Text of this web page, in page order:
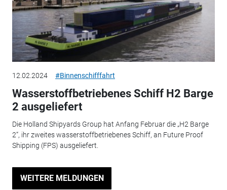
12.02.2024 #Binnenschifffahrt
Wasserstoffbetriebenes Schiff H2 Barge
2 ausgeliefert
Die Holland Shipyards Group hat Anfang Februar die „H2 Barge
2“, ihr zweites wasserstoffbetriebenes Schiff, an Future Proof
Shipping (FPS) ausgeliefert.
WEITERE MELDUNGEN